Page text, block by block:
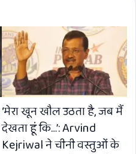
‘मेरा खून खौल उठता है, जब मैं
देखता हूं कि…’: Arvind
Kejriwal ने चीनी वस्तुओं के